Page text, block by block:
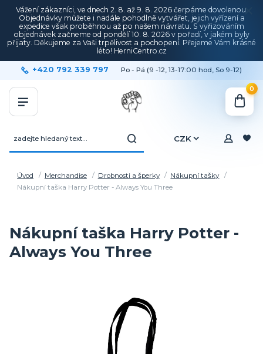
Vážení zákazníci, ve dnech 2. 8. až 9. 8. 2026 čerpáme dovolenou.
Objednávky můžete i nadále pohodlně vytvářet, jejich vyřízení a
expedice však proběhnou až po našem návratu. S vyřizováním
objednávek začneme od pondělí 10. 8. 2026 v pořadí, v jakém byly
přijaty. Děkujeme za Vaši trpělivost a pochopení. Přejeme Vám krásné
léto! HerniCentro.cz
CZK
+420 792 339 797 Po - Pá (9 -12, 13-17:00 hod, So 9-12)
0
Úvod Merchandise Drobnosti a šperky
Nákupní tašky
Nákupní taška Harry Potter - Always You Three
Nákupní taška Harry Potter -
Always You Three